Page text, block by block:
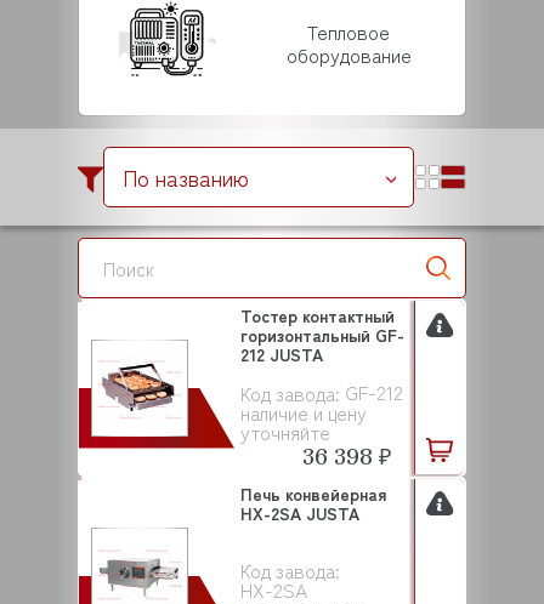
Тепловое
оборудование
По названию
Код завода: GF-212
наличие и цену
уточняйте
Тостер контактный
горизонтальный GF-
212 JUSTA
36 398 ₽
Код завода:
HX-2SA
Печь конвейерная
HX-2SA JUSTA